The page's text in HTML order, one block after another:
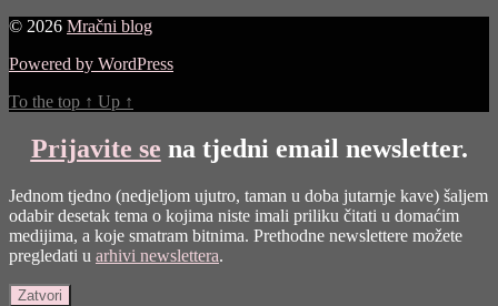
© 2026 Mračni blog
Powered by WordPress
To the top ↑ Up ↑
Prijavite se na tjedni email newsletter.
Jednom tjedno (nedjeljom ujutro, taman u doba jutarnje kave) šaljem
odabir desetak tema o kojima niste imali priliku čitati u domaćim
medijima, a koje smatram bitnima. Prethodne newslettere možete
pregledati u arhivi newslettera.
Zatvori